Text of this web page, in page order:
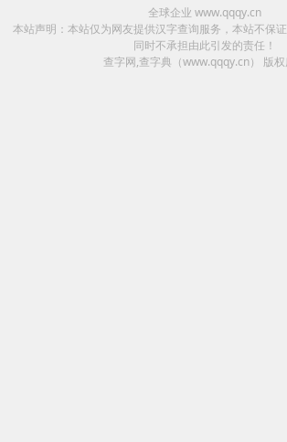
全球企业 www.qqqy.cn
本站声明：本站仅为网友提供汉字查询服务，本站不保
同时不承担由此引发的责任！
查字网,查字典（www.qqqy.cn）
版